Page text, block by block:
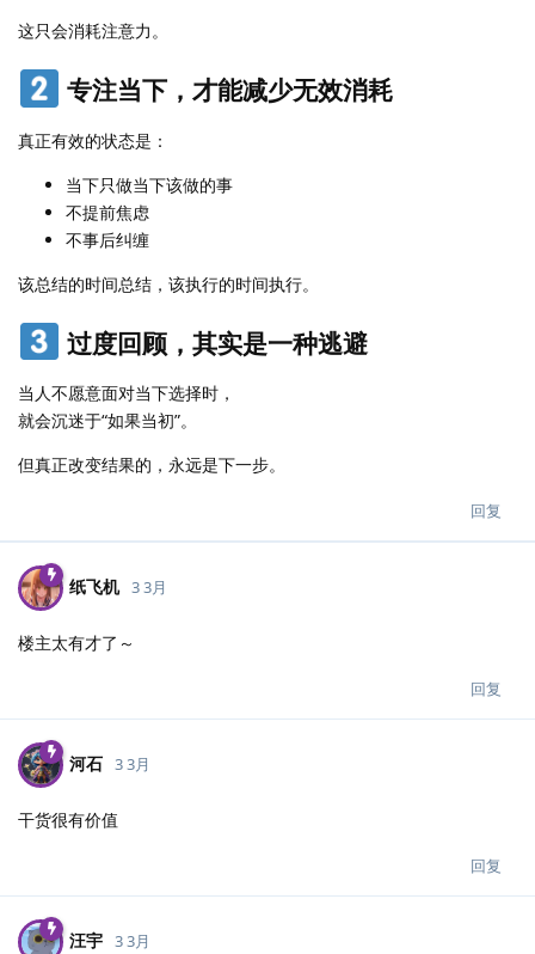
这只会消耗注意力。
专注当下，才能减少无效消耗
真正有效的状态是：
当下只做当下该做的事
不提前焦虑
不事后纠缠
该总结的时间总结，该执行的时间执行。
过度回顾，其实是一种逃避
当人不愿意面对当下选择时，
就会沉迷于“如果当初”。
但真正改变结果的，永远是下一步。
回复
纸飞机 3 3月
楼主太有才了～
回复
河石 3 3月
干货很有价值
回复
汪宇 3 3月